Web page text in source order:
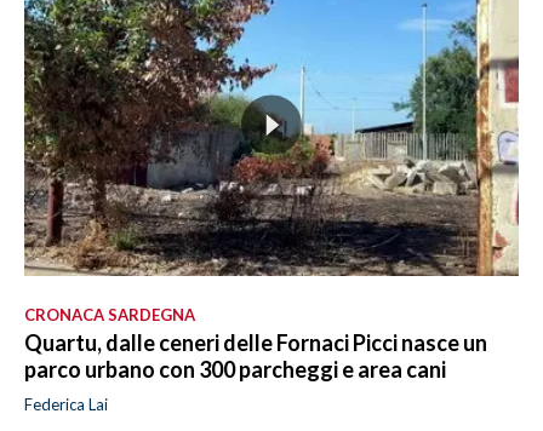
CRONACA SARDEGNA
Quartu, dalle ceneri delle Fornaci Picci nasce un
parco urbano con 300 parcheggi e area cani
Federica Lai